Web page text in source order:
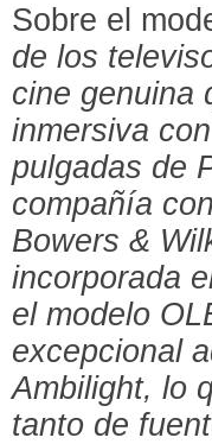
Sobre el
de los
cine genuina
inmersiva
pulgadas de
compañía
Bowers &
incorporada
el modelo
excepcional
Ambilight, lo
tanto de